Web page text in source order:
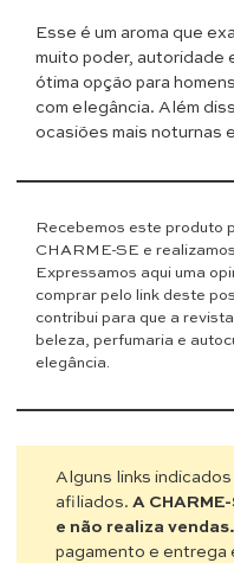
Esse é um aroma que
muito poder, autoridade
ótima opção para
com elegância. Além
ocasiões mais noturnas
Recebemos este produto
CHARME-SE e
Expressamos aqui uma
comprar pelo link deste
contribui para que a
beleza, perfumaria e
elegância.
Alguns links
afiliados.A
e não realiza vendas.
pagamento e entrega